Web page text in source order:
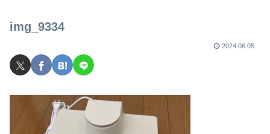
img_9334
2024.06.05